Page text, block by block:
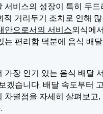
서비스의 성장이 특히 두
적 거리두기 조치로 인해
안으로서의 서비스외식에
는 편리함 덕분에 음식 배
가장 인기 있는 음식 배달
겠습니다. 배달 속도부터
차별점을 자세히 살펴보